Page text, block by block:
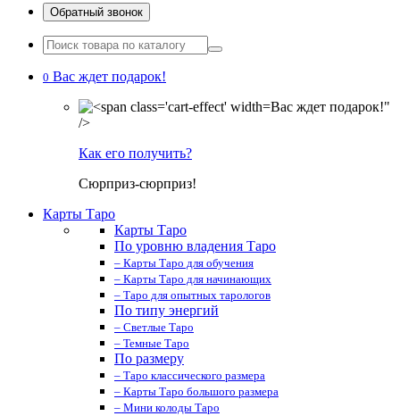
Обратный звонок
0 Вас ждет подарок!
Вас ждет подарок!"
/>
Как его получить?
Сюрприз-сюрприз!
Карты Таро
Карты Таро
По уровню владения Таро
– Карты Таро для обучения
– Карты Таро для начинающих
– Таро для опытных тарологов
По типу энергий
– Светлые Таро
– Темные Таро
По размеру
– Таро классического размера
– Карты Таро большого размера
– Мини колоды Таро